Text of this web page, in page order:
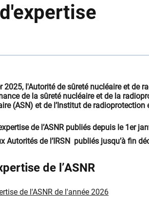
2025, l'Autorité de sûreté nucléaire et de
de la sûreté nucléaire et de la
(ASN) et de l’Institut de
de l’ASNR publiés depuis le 1er
Autorités de l’IRSN publiés jusqu’à fin
de l’ASNR
de l'ASNR de l'année 2026